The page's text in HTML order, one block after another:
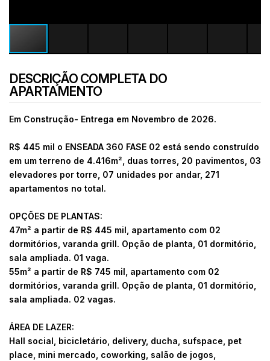
DESCRIÇÃO COMPLETA DO
APARTAMENTO
Em Construção- Entrega em Novembro de 2026.
R$ 445 mil o ENSEADA 360 FASE 02 está sendo construído
em um terreno de 4.416m², duas torres, 20 pavimentos, 03
elevadores por torre, 07 unidades por andar, 271
apartamentos no total.
OPÇÕES DE PLANTAS:
47m² a partir de R$ 445 mil, apartamento com 02
dormitórios, varanda grill. Opção de planta, 01 dormitório,
sala ampliada. 01 vaga.
55m² a partir de R$ 745 mil, apartamento com 02
dormitórios, varanda grill. Opção de planta, 01 dormitório,
sala ampliada. 02 vagas.
ÁREA DE LAZER:
Hall social, bicicletário, delivery, ducha, sufspace, pet
place, mini mercado, coworking, salão de jogos,